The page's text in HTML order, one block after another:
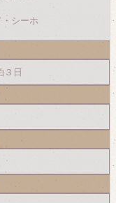
・シーホ
３日